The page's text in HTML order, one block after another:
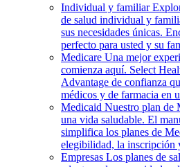
Individual y familiar
de salud individual y
sus necesidades únicas.
perfecto para usted y su
Medicare Una mejor
comienza aquí. Select
Advantage de confianza
médicos y de farmacia en
Medicaid Nuestro plan de
una vida saludable. El
simplifica los planes de
elegibilidad, la inscripción
Empresas Los planes de